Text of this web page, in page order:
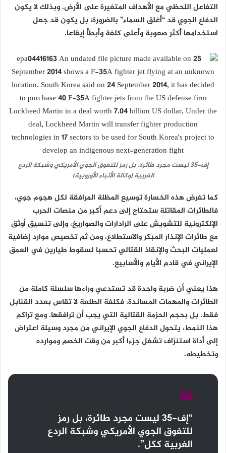
التفاعل اللحظي مع الأهداف المتغيرة على الأرض. وبذلك لا يكون
الدفاع الجوي قد “أغلق السماء” بالضرورة؛ بل يكون قد جعل
استخدامها أكثر صعوبة وأعلى كلفة وأبطأ إيقاعا.
إف-35 ليست مجرد طائرة، بل رمز للتفوق الجوي الأمريكي وشبكة الردع
الغربية (وكالة الأنباء الأوروبية)
كما تفرض هذه الخسارة توسيع المظلة المرافقة لكل هجوم جوي،
فالطائرات المقاتلة ستحتاج إلى دعم أكبر من منصات الحرب
الإلكترونية للتشويش على الرادارات والصواريخ، وإلى تنسيق أوثق
مع طائرات الإنذار المبكر والاستطلاع، ومن ثم تخصيص موارد إضافية
لعمليات البحث والإنقاذ القتالي تحسبا لسقوط طيارين في العمق
الإيراني في قادم الأيام والأسابيع.
هذا يعني أن ضربة واحدة قد تستدعي وراءها سلسلة كاملة من
الطائرات والمهمات المساندة، فكلفة الطلعة لا تقاس بعدد القنابل
فقط، بل بحجم الحزمة القتالية التي يجب أن ترافقها. ومع تراكم
هذا النمط، يتحول الدفاع الجوي الإيراني من مجرد وسيلة اعتراض
إلى أداة استنزاف تشغل جزءا أكبر من وقت الخصم وموارده
وتخطيطه.
“إف-35 ليست مجرد طائرة، بل رمز
للتفوق الجوي الأمريكي وشبكة الردع
الغربية ككل”.